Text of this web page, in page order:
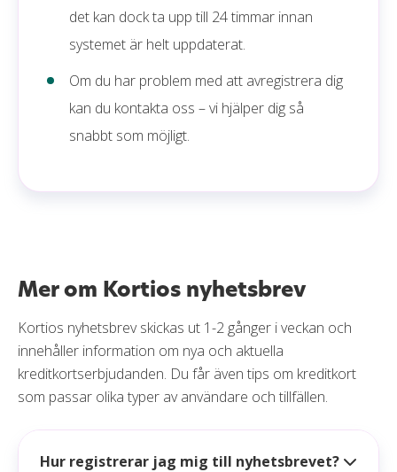
det kan dock ta upp till 24 timmar innan
systemet är helt uppdaterat.
Om du har problem med att avregistrera dig
kan du kontakta oss – vi hjälper dig så
snabbt som möjligt.
Mer om Kortios nyhetsbrev
Kortios nyhetsbrev skickas ut 1-2 gånger i veckan och
innehåller information om nya och aktuella
kreditkortserbjudanden. Du får även tips om kreditkort
som passar olika typer av användare och tillfällen.
Hur registrerar jag mig till nyhetsbrevet?